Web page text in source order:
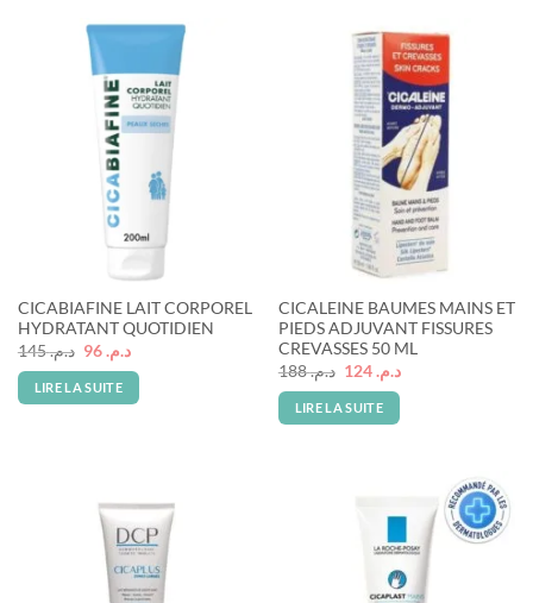
Rupture de stock
CICABIAFINE LAIT CORPOREL
HYDRATANT QUOTIDIEN
د.م.145
Le
prix
initial
était :
د.م.96
Le
actuel
est :
LIRE LA SUITE
Rupture de stock
CICALEINE BAUMES MAINS ET
PIEDS ADJUVANT FISSURES
CREVASSES 50 ML
د.م.188
Le
initial
était :
د.م.124
Le
actuel
est :
LIRE LA SUITE